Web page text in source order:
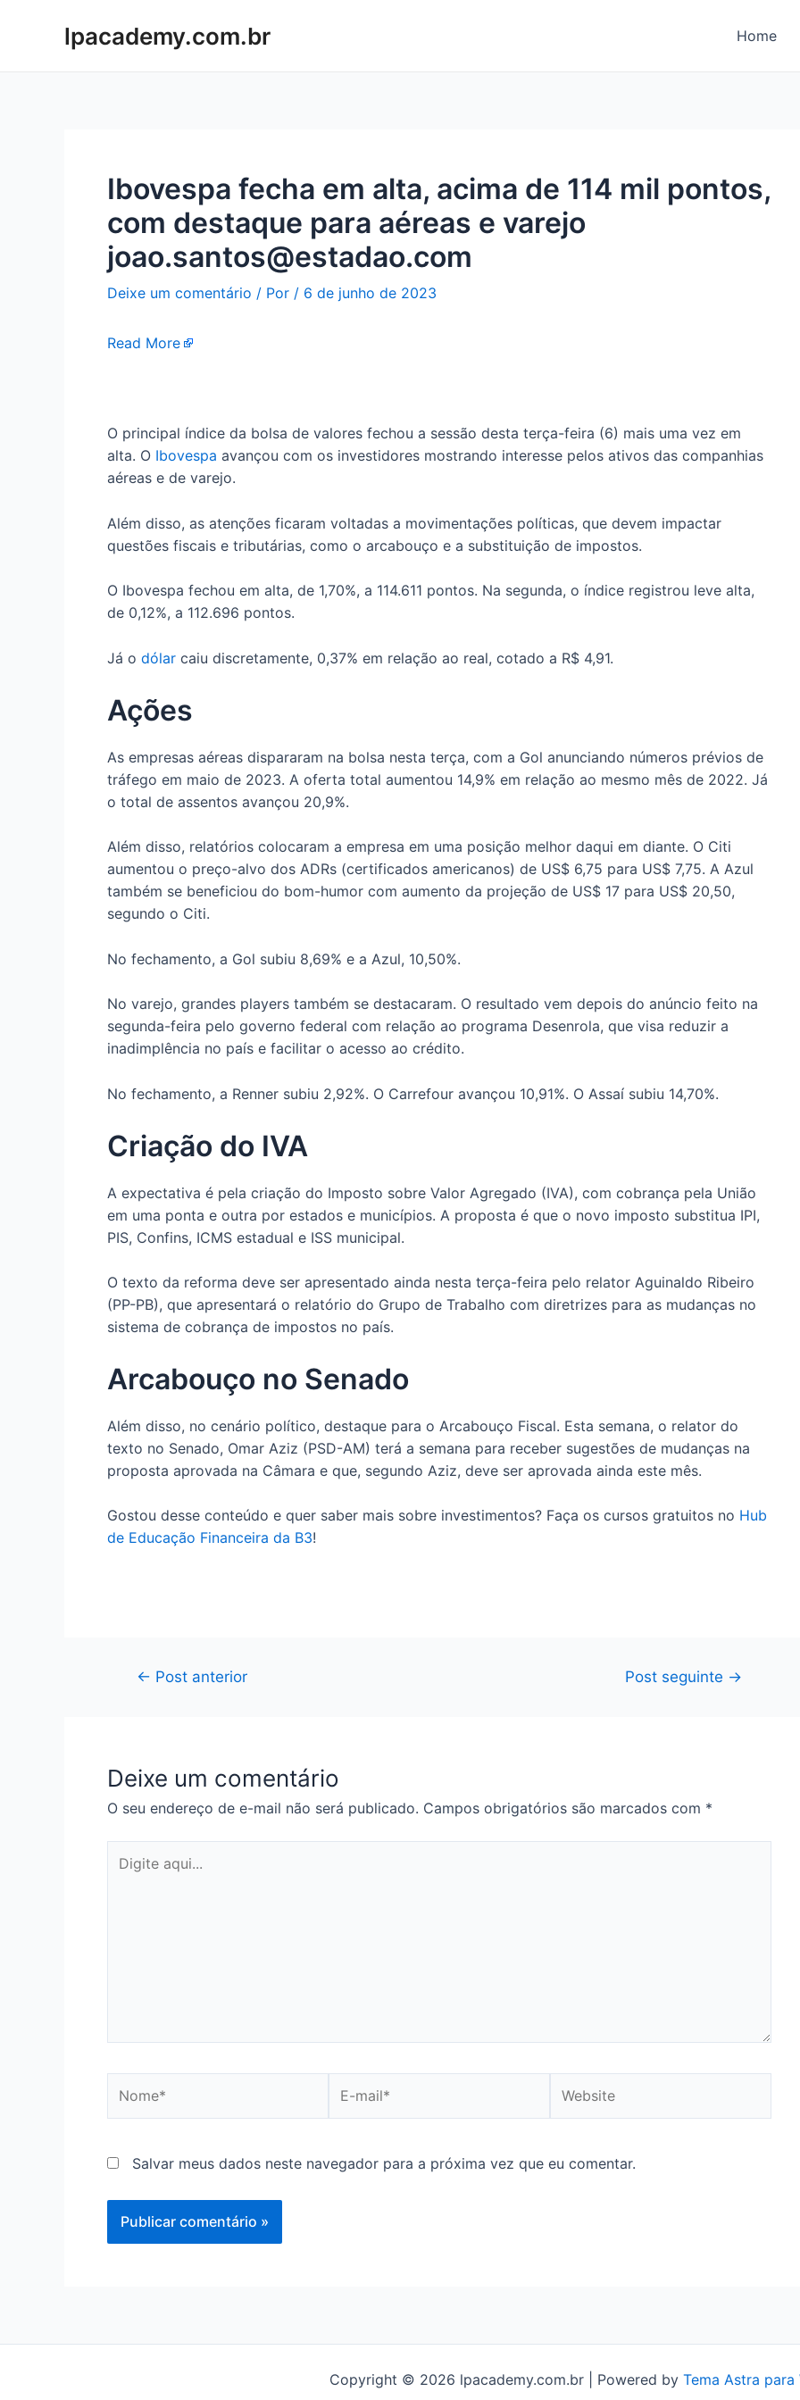
lpacademy.com.br Home
Ibovespa fecha em alta, acima de 114 mil pontos,
com destaque para aéreas e varejo
joao.santos@estadao.com
Deixe um comentário / Por / 6 de junho de 2023
Read More
O principal índice da bolsa de valores fechou a sessão desta terça-feira (6) mais uma vez em
alta. O Ibovespa avançou com os investidores mostrando interesse pelos ativos das companhias
aéreas e de varejo.
Além disso, as atenções ficaram voltadas a movimentações políticas, que devem impactar
questões fiscais e tributárias, como o arcabouço e a substituição de impostos.
O Ibovespa fechou em alta, de 1,70%, a 114.611 pontos. Na segunda, o índice registrou leve alta,
de 0,12%, a 112.696 pontos.
Já o dólar caiu discretamente, 0,37% em relação ao real, cotado a R$ 4,91.
Ações
As empresas aéreas dispararam na bolsa nesta terça, com a Gol anunciando números prévios de
tráfego em maio de 2023. A oferta total aumentou 14,9% em relação ao mesmo mês de 2022. Já
o total de assentos avançou 20,9%.
Além disso, relatórios colocaram a empresa em uma posição melhor daqui em diante. O Citi
aumentou o preço-alvo dos ADRs (certificados americanos) de US$ 6,75 para US$ 7,75. A Azul
também se beneficiou do bom-humor com aumento da projeção de US$ 17 para US$ 20,50,
segundo o Citi.
No fechamento, a Gol subiu 8,69% e a Azul, 10,50%.
No varejo, grandes players também se destacaram. O resultado vem depois do anúncio feito na
segunda-feira pelo governo federal com relação ao programa Desenrola, que visa reduzir a
inadimplência no país e facilitar o acesso ao crédito.
No fechamento, a Renner subiu 2,92%. O Carrefour avançou 10,91%. O Assaí subiu 14,70%.
Criação do IVA
A expectativa é pela criação do Imposto sobre Valor Agregado (IVA), com cobrança pela União
em uma ponta e outra por estados e municípios. A proposta é que o novo imposto substitua IPI,
PIS, Confins, ICMS estadual e ISS municipal.
O texto da reforma deve ser apresentado ainda nesta terça-feira pelo relator Aguinaldo Ribeiro
(PP-PB), que apresentará o relatório do Grupo de Trabalho com diretrizes para as mudanças no
sistema de cobrança de impostos no país.
Arcabouço no Senado
Além disso, no cenário político, destaque para o Arcabouço Fiscal. Esta semana, o relator do
texto no Senado, Omar Aziz (PSD-AM) terá a semana para receber sugestões de mudanças na
proposta aprovada na Câmara e que, segundo Aziz, deve ser aprovada ainda este mês.
Gostou desse conteúdo e quer saber mais sobre investimentos? Faça os cursos gratuitos no Hub
de Educação Financeira da B3!
Navegação
← Post anterior Post seguinte →
Deixe um comentário
O seu endereço de e-mail não será publicado. Campos obrigatórios são marcados com *
aqui...
mail*
Salvar meus dados neste navegador para a próxima vez que eu comentar.
Copyright © 2026 lpacademy.com.br | Powered by Tema Astra para